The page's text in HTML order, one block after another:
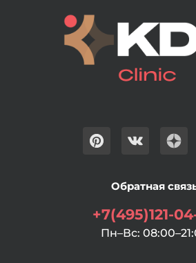
Обратная
+7(495)121-
Пн–Вс: